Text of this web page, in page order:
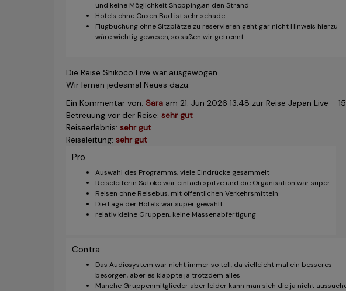
und keine Möglichkeit Shopping,an den Strand
Hotels ohne Onsen Bad ist sehr schade
Flugbuchung ohne Sitzplätze zu reservieren geht gar nicht Hinweis hierzu
wäre wichtig gewesen, so saßen wir getrennt
Die Reise Shikoco Live war ausgewogen.
Wir lernen jedesmal Neues dazu.
Ein Kommentar von: Sara am 21. Jun 2026 13:48 zur Reise Japan Live –
Betreuung vor der Reise: sehr gut
Reiseerlebnis: sehr gut
Reiseleitung: sehr gut
Pro
Auswahl des Programms, viele Eindrücke gesammelt
Reiseleiterin Satoko war einfach spitze und die Organisation war super
Reisen ohne Reisebus, mit öffentlichen Verkehrsmitteln
Die Lage der Hotels war super gewählt
relativ kleine Gruppen, keine Massenabfertigung
Contra
Das Audiosystem war nicht immer so toll, da vielleicht mal ein besseres
besorgen, aber es klappte ja trotzdem alles
Manche Gruppenmitglieder aber leider kann man sich die ja nicht